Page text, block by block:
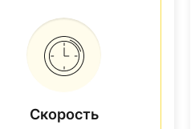
Скорость